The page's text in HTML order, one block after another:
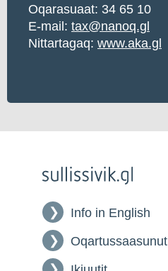
Oqarasuaat: 34 65 10
E-mail: tax@nanoq.gl
Nittartagaq: www.aka.gl
Info in English
Oqartussaasunut